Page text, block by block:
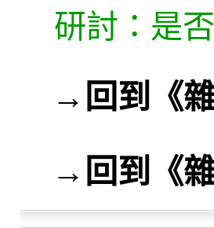
研討：是
→ 回到《
→ 回到《